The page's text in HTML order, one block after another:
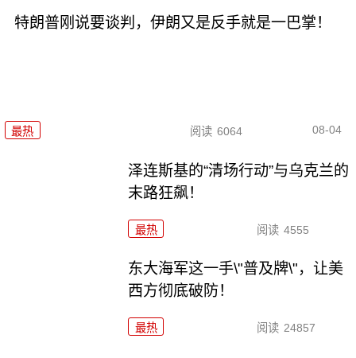
特朗普刚说要谈判，伊朗又是反手就是一巴掌！
最热 阅读 6064 08-04
泽连斯基的“清场行动”与乌克兰的
末路狂飙！
最热 阅读 4555
东大海军这一手\"普及牌\"，让美
西方彻底破防！
最热 阅读 24857